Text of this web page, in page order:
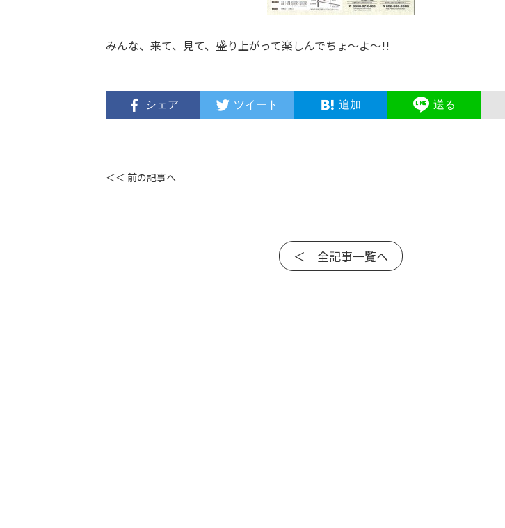
みんな、来て、見て、盛り上がって楽しんでちょ～よ～!!
シェア ツイート 追加 送る
＜＜ 前の記事へ
＜ 全記事一覧へ